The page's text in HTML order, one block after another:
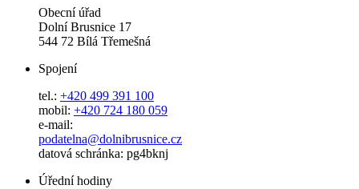
Obecní úřad
Dolní Brusnice 17
544 72 Bílá Třemešná
Spojení
tel.: +420 499 391 100
mobil: +420 724 180 059
e-mail:
podatelna@dolnibrusnice.cz
datová schránka: pg4bknj
Úřední hodiny